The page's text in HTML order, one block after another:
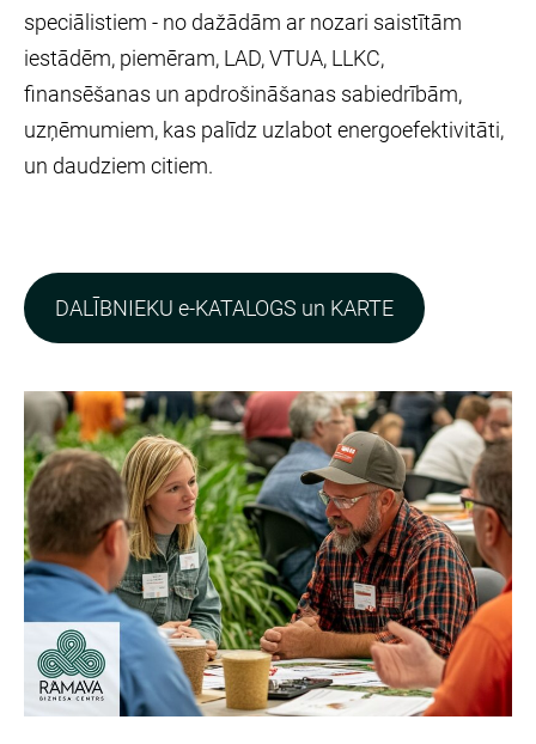
speciālistiem - no dažādām ar nozari saistītām
iestādēm, piemēram, LAD, VTUA, LLKC,
finansēšanas un apdrošināšanas sabiedrībām,
uzņēmumiem, kas palīdz uzlabot energoefektivitāti,
un daudziem citiem.
​DALĪBNIEKU e-KATALOGS un KARTE​